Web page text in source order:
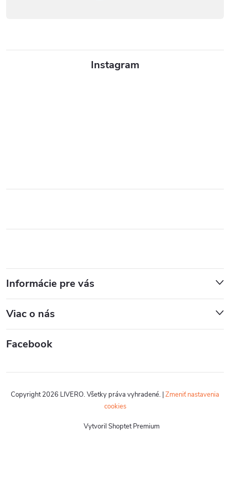
Instagram
Informácie pre vás
Viac o nás
Facebook
Vytvoril Shoptet Premium
Copyright 2026 LIVERO. Všetky práva vyhradené. |Zmeniť nastavenia
cookies